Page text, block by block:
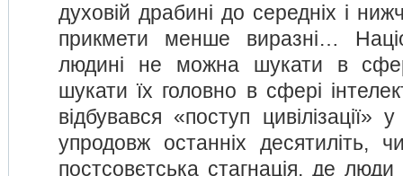
духовій драбині до середніх і
прикмети менше виразні…
людині не можна шукати в
шукати їх головно в сфері
відбувався «поступ
упродовж останніх десятиліть,
постсовєтська стагнація, де